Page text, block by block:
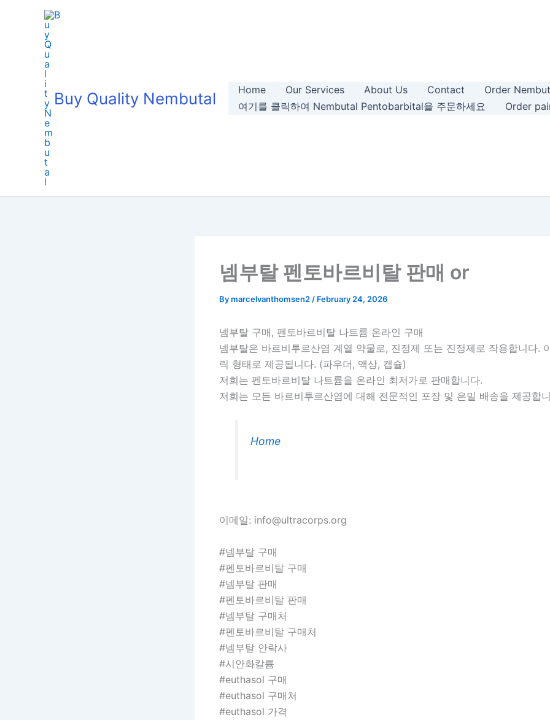
Buy Quality Nembutal Home Our Services About Us Contact
Order
여기를 클릭하여 Nembutal Pentobarbital을 주문하세요
Order
넴부탈 펜토바르비탈 판매 or
Bymarcelvanthomsen2 / February 24, 2026
넴부탈 구매, 펜토바르비탈 나트륨 온라인 구매
넴부탈은 바르비투르산염 계열 약물로, 진정제 또는 진정제로 작용합니다.
릭 형태로 제공됩니다. (파우더, 액상, 캡슐)
저희는 펜토바르비탈 나트륨을 온라인 최저가로 판매합니다.
저희는 모든 바르비투르산염에 대해 전문적인 포장 및 은밀 배송을 제공합
Home
이메일: info@ultracorps.org
#넴부탈 구매
#펜토바르비탈 구매
#넴부탈 판매
#펜토바르비탈 판매
#넴부탈 구매처
#펜토바르비탈 구매처
#넴부탈 안락사
#시안화칼륨
#euthasol 구매
#euthasol 구매처
#euthasol 가격